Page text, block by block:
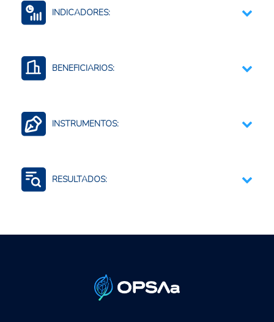
INDICADORES:
Actividad económica total
BENEFICIARIOS:
Cadena de valor
Trabajadores agropecuarios
INSTRUMENTOS:
RESULTADOS: